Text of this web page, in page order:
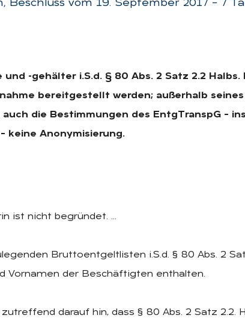
vom 19. September 2017 – 7
-gehälter i.S.d. § 80 Abs. 2 Satz 2.2 Halbs.
bereitgestellt werden; außerhalb seines
die Bestimmungen des EntgTranspG –
keine Anonymisierung.
ist nicht begründet. …
Bruttoentgeltlisten i.S.d. § 80 Abs. 2
Vornamen der Beschäftigten enthalten.
darauf hin, dass § 80 Abs. 2 Satz 2.2.